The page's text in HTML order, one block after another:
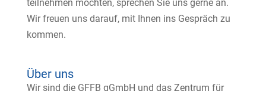
teilnehmen möchten, sprechen Sie uns gerne an.
Wir freuen uns darauf, mit Ihnen ins Gespräch zu
kommen.
Über uns
Wir sind die GFFB gGmbH und das Zentrum für